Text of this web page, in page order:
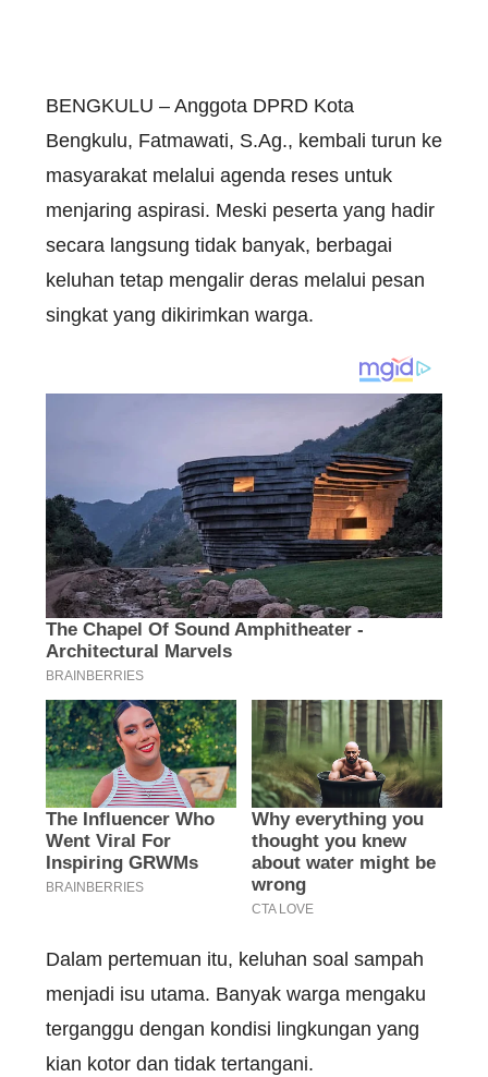
BENGKULU – Anggota DPRD Kota
Bengkulu, Fatmawati, S.Ag., kembali turun ke
masyarakat melalui agenda reses untuk
menjaring aspirasi. Meski peserta yang hadir
secara langsung tidak banyak, berbagai
keluhan tetap mengalir deras melalui pesan
singkat yang dikirimkan warga.
Dalam pertemuan itu, keluhan soal sampah
menjadi isu utama. Banyak warga mengaku
terganggu dengan kondisi lingkungan yang
kian kotor dan tidak tertangani.